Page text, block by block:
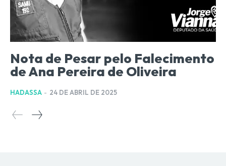
Nota de Pesar pelo Falecimento
de Ana Pereira de Oliveira
HADASSA - 24 DE ABRIL DE 2025